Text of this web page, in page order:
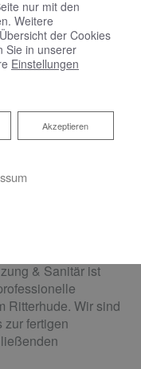
& Sanitär ist
Ritterhude. Wir sind
zur fertigen
nur mit den
Weitere
der Cookies
Sie in unserer
Einstellungen
Akzeptieren